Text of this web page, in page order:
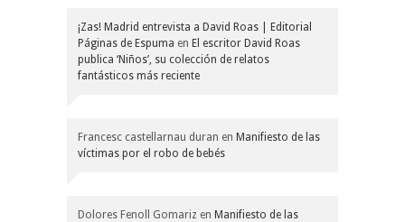
¡Zas! Madrid entrevista a David Roas | Editorial
Páginas de Espuma en El escritor David Roas
publica ‘Niños’, su colección de relatos
fantásticos más reciente
Francesc castellarnau duran en Manifiesto de las
víctimas por el robo de bebés
Dolores Fenoll Gomariz en Manifiesto de las